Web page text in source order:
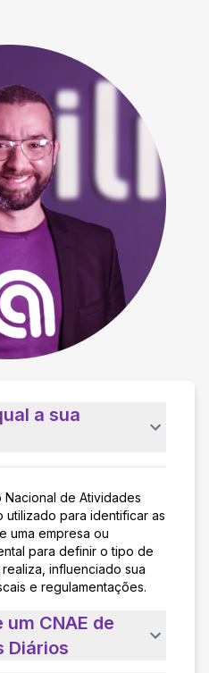
a sua
Nacional de Atividades
utilizado para identificar as
uma empresa ou
para definir o tipo de
influenciado sua
e regulamentações.
CNAE de
Diários